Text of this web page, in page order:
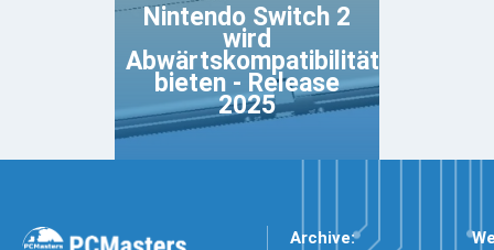
Nintendo Switch 2
wird
Abwärtskompatibilität
bieten - Release
2025
Archive: